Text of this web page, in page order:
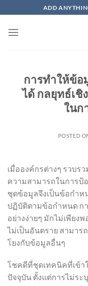
to
content
ADD
การทำให้ข้อ
ได้ กลยุทธ์เชิ
ในก
POSTED
เมื่อองค์กรต่างๆ รวบ
ความสามารถในการป้
ชุดข้อมูลจึงเป็นข้อกำห
ปฏิบัติตามข้อกำหนด ก
อย่างง่ายๆ มักไม่เพีย
ไม่เป็นอันตราย สามาร
โยงกับข้อมูลอื่นๆ
โชคดีที่ชุดเทคนิคที่เข้า
ปัจจุบัน ตั้งแต่การไม่ระ